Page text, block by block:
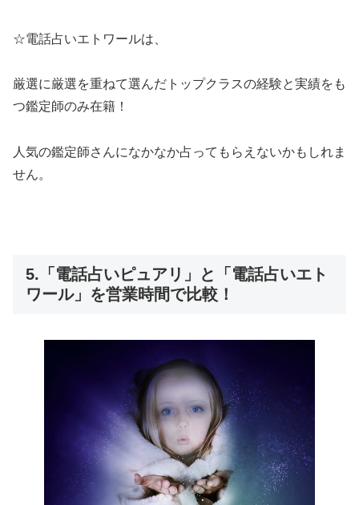
☆電話占いエトワールは、
厳選に厳選を重ねて選んだトップクラスの経験と実績をも
つ鑑定師のみ在籍！
人気の鑑定師さんになかなか占ってもらえないかもしれま
せん。
5.「電話占いピュアリ」と「電話占いエト
ワール」を営業時間で比較！